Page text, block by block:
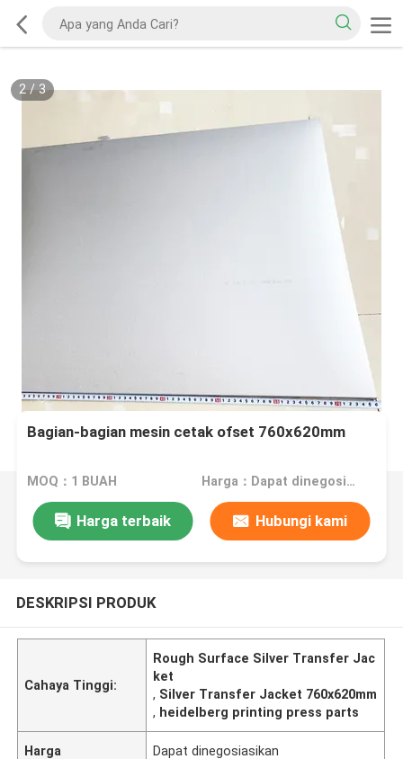
2/3
Bagian-bagian mesin cetak ofset 760x620mm
MOQ：1 BUAH Harga：Dapat dinegosiasikan
Harga terbaik Hubungi kami
DESKRIPSI PRODUK
Cahaya Tinggi:
Rough Surface Silver Transfer Jac
ket
, Silver Transfer Jacket 760x620mm
, heidelberg printing press parts
Harga Dapat dinegosiasikan